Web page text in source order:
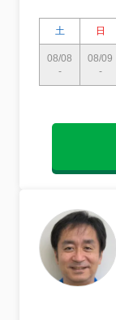
土 日
08/08
-
08/09
-